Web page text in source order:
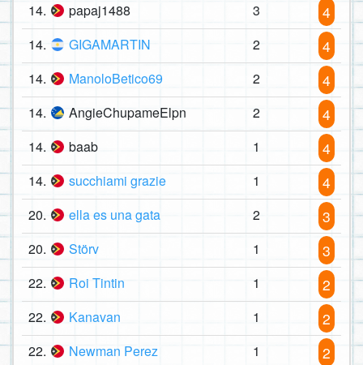
14. papaj1488 3 4
14. GIGAMARTIN 2 4
14. ManoloBetico69 2 4
14. AngieChupameElpn 2 4
14. baab 1 4
14. succhiami grazie 1 4
20. ella es una gata 2 3
20. Störv 1 3
22. Roi Tintin 1 2
22. Kanavan 1 2
22. Newman Perez 1 2